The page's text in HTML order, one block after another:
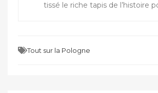
tissé le riche tapis de l’histoire
Tout sur la Pologne